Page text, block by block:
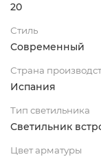
20
Стиль
Современный
Страна
Испания
Тип светильника
Светильник
Цвет арматуры